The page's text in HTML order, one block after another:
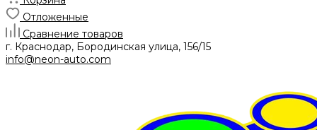
Отложенные
Сравнение товаров
г. Краснодар, Бородинская улица, 156/15
info@neon-auto.com